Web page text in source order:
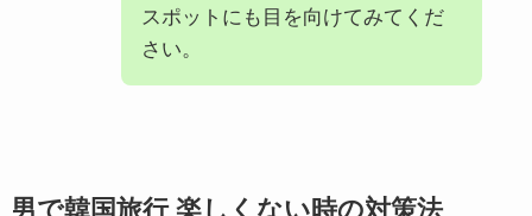
スポットにも目を向けてみてくだ
さい。
男で韓国旅行 楽しくない時の対策法